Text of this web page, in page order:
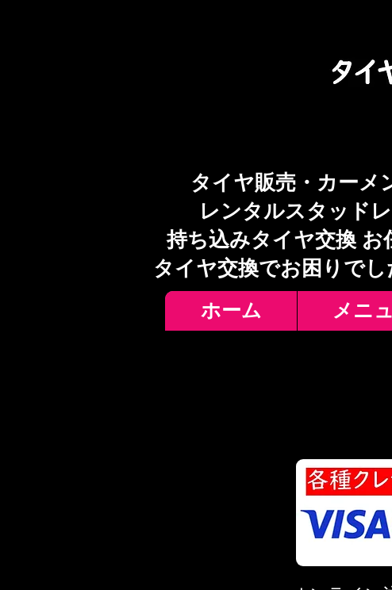
タイヤ販売・カーメ
レンタルスタッド
持ち込みタイヤ交換 お
タイヤ交換でお困りで
ホーム メニ